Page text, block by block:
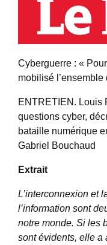
Cyberguerre : «
mobilisé
ENTRETIEN. Louis
questions cyber,
bataille numérique
Gabriel Bouchaud
Extrait
L’interconnexion et
l’information sont
notre monde. Si les
sont évidents, elle a